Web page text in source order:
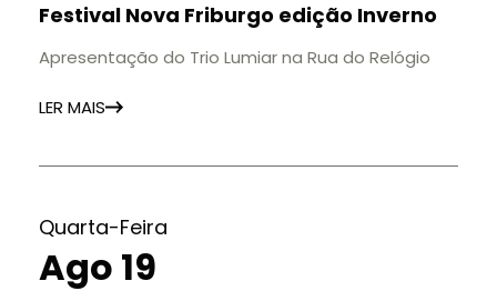
Festival Nova Friburgo edição Inverno
Apresentação do Trio Lumiar na Rua do Relógio
LER MAIS
Quarta-Feira
Ago 19